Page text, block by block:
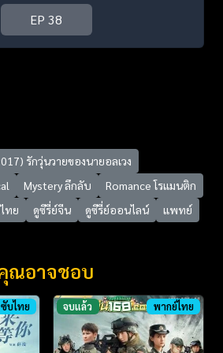
EP 38
รักวุ่นวายของนายอลเวง
Mystery ลึกลับ
Romance โรแมนติก
ทย ดูซีรี่ย์จีน ดูซีรี่ย์ออนไลน์ แพทย์
ณอาจชอบ
ซับไทย จบแล้ว พากย์ไทย